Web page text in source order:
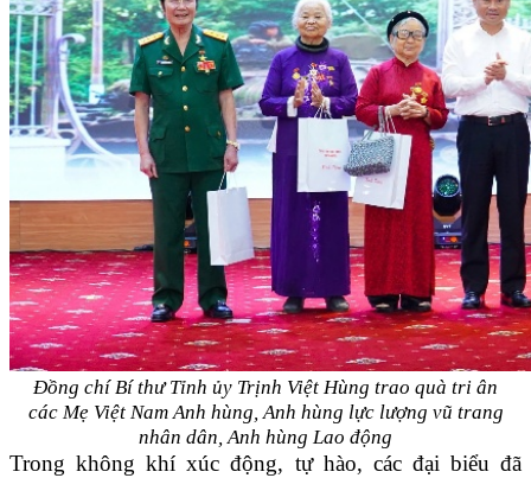
Đồng chí Bí thư Tỉnh ủy Trịnh Việt Hùng trao quà tri ân
các Mẹ Việt Nam Anh hùng,Anh hùng lực lượng vũ trang
nhân dân, Anh hùng Lao động
Trong không khí xúc động, tự hào, các đại biểu đã